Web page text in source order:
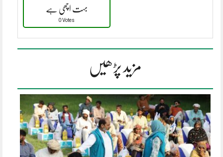
بہت اچھی ہے
0 Votes
مزید پڑھیں